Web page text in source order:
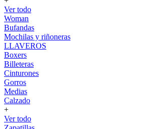
Ver todo
Woman
Bufandas
Mochilas y riñoneras
LLAVEROS
Boxers
Billeteras
Cinturones
Gorros
Medias
Calzado
+
Ver todo